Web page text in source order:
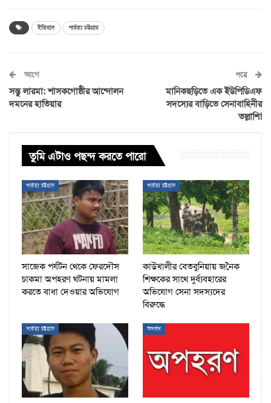
ইতিহাস পার্বত্য চট্টগ্রাম
আগে
সন্তু লারমা: শাসকগোষ্ঠীর আন্দোলন
দমনের হাতিয়ার
পরে
মানিকছড়িতে এক ইউপিডিএফ
সদস্যের বাড়িতে সেনাবাহিনীর
তল্লাশি!
তুমি এটাও পছন্দ করতে পারো
পার্বত্য চট্টগ্রাম
সাজেক পর্যটন থেকে ফেরদৌস
চাকমা অপহরণ ঘটনায় মামলা
করতে বাধা দেওয়ার অভিযোগ
পার্বত্য চট্টগ্রাম
কাউখালীর বেতবুনিয়ায় জনৈক
শিক্ষকের সাথে দুর্ব্যবহারের
অভিযোগ সেনা সদস্যদের
বিরুদ্ধে
পার্বত্য চট্টগ্রাম অপরাধ